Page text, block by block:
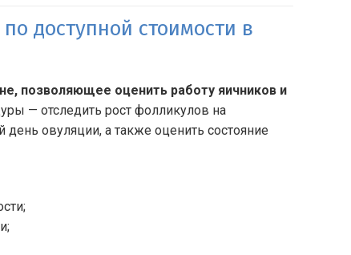
доступной стоимости в
позволяющее оценить работу яичников и
— отследить рост фолликулов на
овуляции, а также оценить состояние